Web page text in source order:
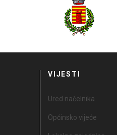
VIJESTI
Ured načelnika
Općinsko vijeće